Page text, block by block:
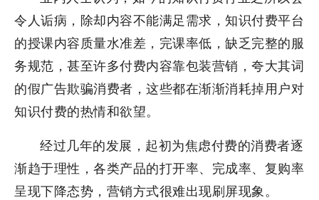
令人诟病，除却内容不能满足需求，知识付费平台
的授课内容质量水准差，完课率低，缺乏完整的服
务规范，甚至许多付费内容靠包装营销，夸大其词
的假广告欺骗消费者，这些都在渐渐消耗掉用户对
知识付费的热情和欲望。
经过几年的发展，起初为焦虑付费的消费者逐
渐趋于理性，各类产品的打开率、完成率、复购率
呈现下降态势，营销方式很难出现刷屏现象。